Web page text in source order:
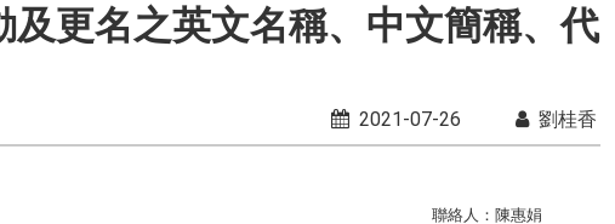
更名之英文名稱、中文簡稱、代
2021-07-26 劉桂香
聯絡人：陳惠娟